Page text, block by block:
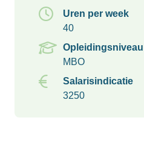
Uren per week
40
Opleidingsniveau
MBO
Salarisindicatie
3250